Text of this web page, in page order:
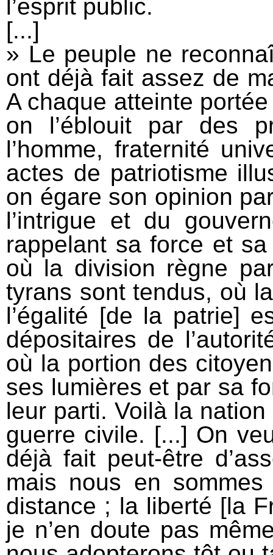
l’esprit public.
[...]
» Le peuple ne
ont déjà fait assez de
A chaque atteinte
on l’éblouit par des
l’homme, fraternité
actes de patriotisme
on égare son opinion
l’intrigue et du
rappelant sa force et
où la division règne
tyrans sont tendus, où
l’égalité [de la patrie]
dépositaires de
où la portion des
ses lumières et par sa
leur parti. Voilà la
guerre civile. [...] On
déjà fait peut-être
mais nous en
distance ; la liberté [la
je n’en doute pas